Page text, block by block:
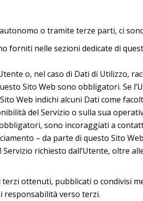
o tramite terze parti, ci
forniti nelle sezioni dedicate di
o, nel caso di Dati di Utilizzo,
Sito Web sono obbligatori. Se
Web indichi alcuni Dati come
del Servizio o sulla sua
sono incoraggiati a
– da parte di questo Sito
richiesto dall’Utente, oltre
ottenuti, pubblicati o condivisi
responsabilità verso terzi.